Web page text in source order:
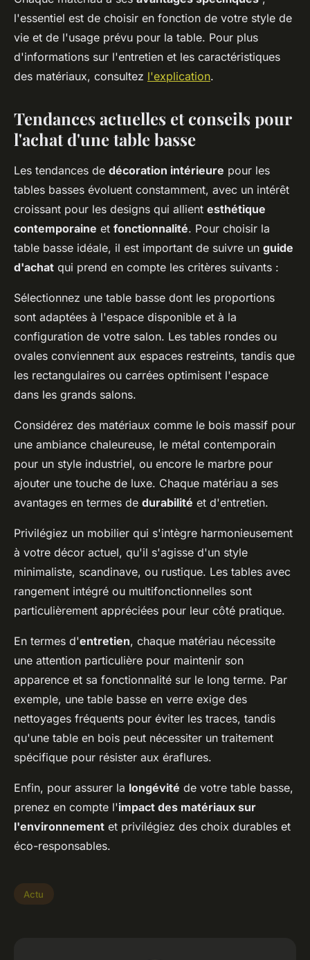
l'essentiel est de choisir en fonction de votre style de
vie et de l'usage prévu pour la table. Pour plus
d'informations sur l'entretien et les caractéristiques
des matériaux, consultez l'explication.
Tendances actuelles et conseils pour
l'achat d'une table basse
Les tendances de décoration intérieure pour les
tables basses évoluent constamment, avec un intérêt
croissant pour les designs qui allient esthétique
contemporaine et fonctionnalité. Pour choisir la
table basse idéale, il est important de suivre un guide
d'achat qui prend en compte les critères suivants :
Sélectionnez une table basse dont les proportions
sont adaptées à l'espace disponible et à la
configuration de votre salon. Les tables rondes ou
ovales conviennent aux espaces restreints, tandis que
les rectangulaires ou carrées optimisent l'espace
dans les grands salons.
Considérez des matériaux comme le bois massif pour
une ambiance chaleureuse, le métal contemporain
pour un style industriel, ou encore le marbre pour
ajouter une touche de luxe. Chaque matériau a ses
avantages en termes de durabilité et d'entretien.
Privilégiez un mobilier qui s'intègre harmonieusement
à votre décor actuel, qu'il s'agisse d'un style
minimaliste, scandinave, ou rustique. Les tables avec
rangement intégré ou multifonctionnelles sont
particulièrement appréciées pour leur côté pratique.
En termes d'entretien, chaque matériau nécessite
une attention particulière pour maintenir son
apparence et sa fonctionnalité sur le long terme. Par
exemple, une table basse en verre exige des
nettoyages fréquents pour éviter les traces, tandis
qu'une table en bois peut nécessiter un traitement
spécifique pour résister aux éraflures.
Enfin, pour assurer la longévité de votre table basse,
prenez en compte l'impact des matériaux sur
l'environnement et privilégiez des choix durables et
éco-responsables.
Actu